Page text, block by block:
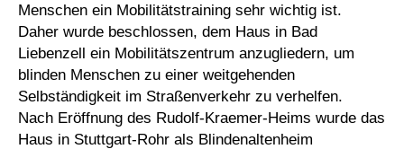
Menschen ein Mobilitätstraining sehr wichtig ist.
Daher wurde beschlossen, dem Haus in Bad
Liebenzell ein Mobilitätszentrum anzugliedern, um
blinden Menschen zu einer weitgehenden
Selbständigkeit im Straßenverkehr zu verhelfen.
Nach Eröffnung des Rudolf-Kraemer-Heims wurde das
Haus in Stuttgart-Rohr als Blindenaltenheim